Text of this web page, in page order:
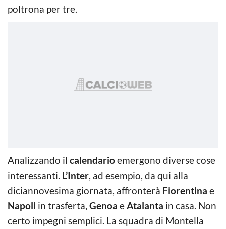
poltrona per tre.
Analizzando il calendarioemergono diverse cose
interessanti. L’Inter, ad esempio, da qui alla
diciannovesima giornata, affronterà Fiorentina e
Napoli in trasferta, Genoa eAtalanta in casa. Non
certo impegni semplici. La squadra di Montella